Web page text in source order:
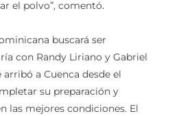
con Randy Liriano y Gabriel
a Cuenca desde el
su preparación y
mejores condiciones. El
años de experiencia en el